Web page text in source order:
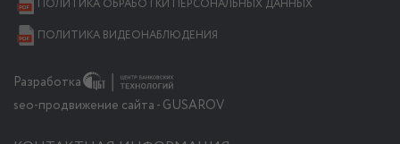
ПОЛИТИКА ОБРАБОТКИ ПЕРСОНАЛЬНЫХ ДАННЫХ
ПОЛИТИКА ВИДЕОНАБЛЮДЕНИЯ
Разработка
seo-продвижение сайта - GUSAROV